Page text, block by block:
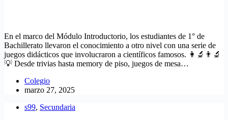
En el marco del Módulo Introductorio, los estudiantes de 1° de
Bachillerato llevaron el conocimiento a otro nivel con una serie de
juegos didácticos que involucraron a científicos famosos. 👩‍🔬👨‍🔬
💡 Desde trivias hasta memory de piso, juegos de mesa…
Colegio
marzo 27, 2025
s99, Secundaria